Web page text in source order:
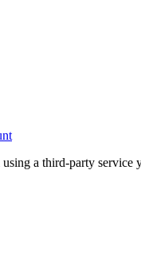
a third-party service